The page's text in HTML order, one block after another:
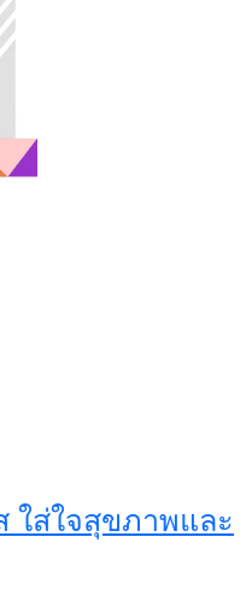
ใส่ใจสุขภาพและ